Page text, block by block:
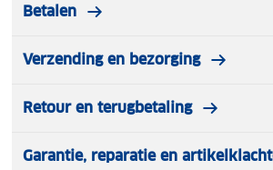
Betalen
Verzending en bezorging
Retour en terugbetaling
Garantie, reparatie en